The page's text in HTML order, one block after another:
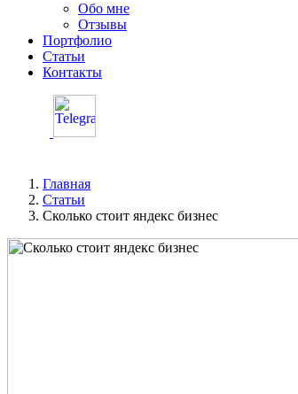
Обо мне
Отзывы
Портфолио
Статьи
Контакты
Главная
Статьи
Сколько стоит яндекс бизнес